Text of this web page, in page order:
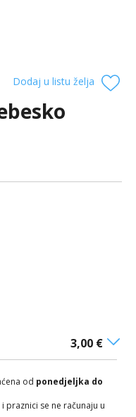
Dodaj u listu želja
3,00 €
od ponedjeljka do
praznici se ne računaju u